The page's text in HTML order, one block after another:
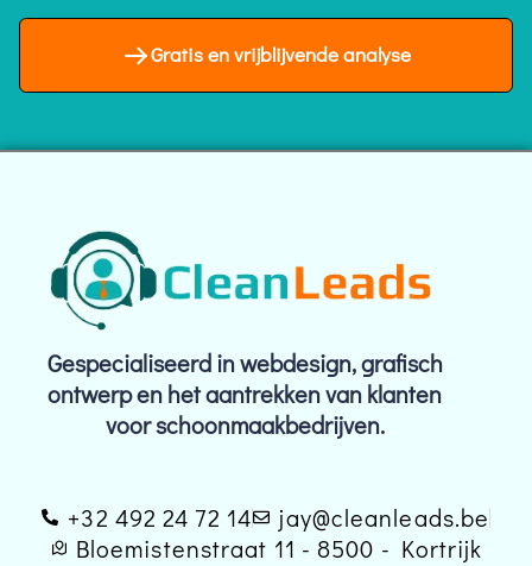
Gratis en vrijblijvende analyse
Gespecialiseerd in webdesign, grafisch
ontwerp en het aantrekken van klanten
voor schoonmaakbedrijven.
+32 492 24 72 14
jay@cleanleads.be
Bloemistenstraat 11 - 8500 - Kortrijk